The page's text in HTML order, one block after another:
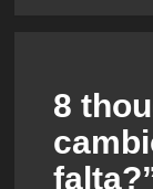
8
falta?